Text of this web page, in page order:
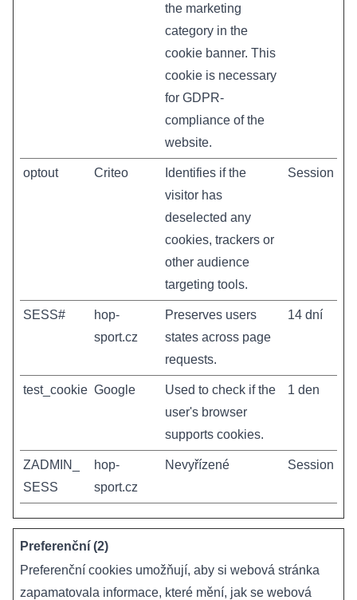
the marketing
category in the
cookie banner. This
cookie is necessary
for GDPR-
compliance of the
website.
optout Criteo
Identifies if the
visitor has
deselected any
cookies, trackers or
other audience
targeting tools.
Session
SESS#
hop-
sport.cz
Preserves users
states across page
requests.
14 dní
test_cookie Google
Used to check if the
user's browser
supports cookies.
1 den
ZADMIN_
SESS
hop-
sport.cz
Nevyřízené Session
Preferenční (2)
Preferenční cookies umožňují, aby si webová stránka
zapamatovala informace, které mění, jak se webová